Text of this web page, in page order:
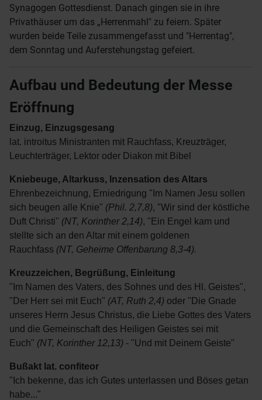
Synagogen Gottesdienst. Danach gingen sie in ihre
Privathäuser um das „Herrenmahl" zu feiern. Später
wurden beide Teile zusammengefasst und "Herrentag",
dem Sonntag und Auferstehungstag gefeiert.
Aufbau und Bedeutung der Messe
Eröffnung
Einzug, Einzugsgesang
lat. introitus Ministranten mit Rauchfass, Kreuzträger,
Leuchterträger, Lektor oder Diakon mit Bibel
Kniebeuge, Altarkuss, Inzensation des Altars
Ehrenbezeichnung, Erniedrigung "Im Namen Jesu sollen
sich beugen alle Knie" (Phil. 2,7,8), "Wir sind der köstliche
Duft Christi" (NT, Korinther 2,14), "Ein Engel kam und
stellte sich an den Altar mit einem goldenen
Rauchfass (NT, Geheime Offenbarung 8,3-4).
Kreuzzeichen, Begrüßung, Einleitung
"Im Namen des Vaters, des Sohnes und des Hl. Geistes",
"Der Herr sei mit Euch" (AT, Ruth 2,4) oder "Die Gnade
unseres Herrn Jesus Christus, die Liebe Gottes des Vaters
und die Gemeinschaft des Heiligen Geistes sei mit
Euch" (NT, Korinther 12,13) - "Und mit Deinem Geiste"
Bußakt lat. confiteor
"Ich bekenne, das ich Gutes unterlassen und Böses getan
habe..."